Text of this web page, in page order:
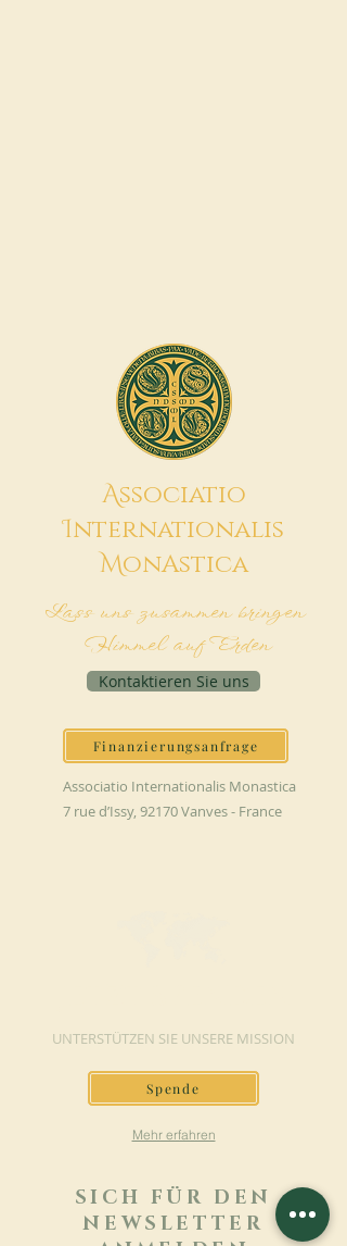
Associatio
Internationalis
MonAstica
Lass uns zusammen bringen
Himmel auf Erden
Kontaktieren Sie uns
Finanzierungsanfrage
Associatio Internationalis Monastica
7 rue d’Issy, 92170 Vanves - France
UNTERSTÜTZEN SIE UNSERE MISSION
Spende
Mehr erfahren
SICH FÜR DEN
NEWSLETTER